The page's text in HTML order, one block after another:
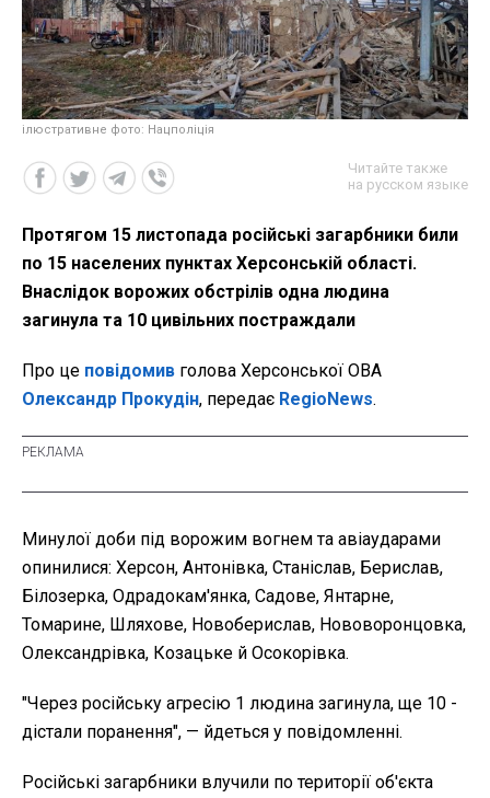
ілюстративне фото: Нацполіція
Читайте также
на русском языке
Протягом 15 листопада російські загарбники били
по 15 населених пунктах Херсонській області.
Внаслідок ворожих обстрілів одна людина
загинула та 10 цивільних постраждали
Про це повідомив голова Херсонської ОВА
Олександр Прокудін, передає RegioNews.
Минулої доби під ворожим вогнем та авіаударами
опинилися: Херсон, Антонівка, Станіслав, Берислав,
Білозерка, Одрадокам'янка, Садове, Янтарне,
Томарине, Шляхове, Новоберислав, Нововоронцовка,
Олександрівка, Козацьке й Осокорівка.
"Через російську агресію 1 людина загинула, ще 10 -
дістали поранення", — йдеться у повідомленні.
Російські загарбники влучили по території об'єкта